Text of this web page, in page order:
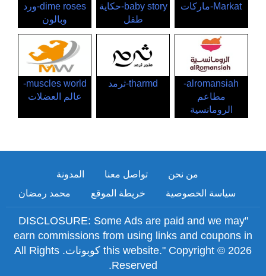
Markat-ماركات
baby story-حكاية
طفل
dime roses-ورد
وبالون
alromansiah-
مطاعم
الرومانسية
tharmd-ثرمد
muscles world-
عالم العضلات
من نحن تواصل معنا
المدونة
سياسة الخصوصية
خريطة الموقع محمد رمضان
"DISCLOSURE: Some Ads are paid and we may
earn commissions from using links and coupons in
this website." Copyright © 2026 كوبونات. All Rights
Reserved.